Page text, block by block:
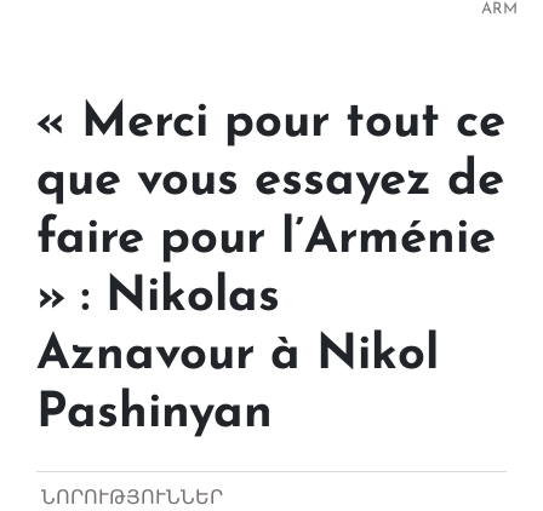
ARM
« Merci pour tout ce
que vous essayez de
faire pour l’Arménie
» : Nikolas
Aznavour à Nikol
Pashinyan
ՆՈՐՈՒԹՅՈՒՆՆԵՐ